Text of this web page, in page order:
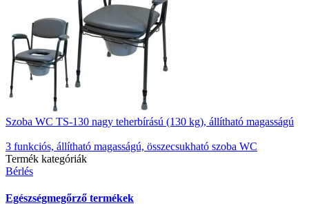
Szoba WC TS-130 nagy teherbírású (130 kg), állítható magasságú
3 funkciós, állítható magasságú, összecsukható szoba WC
Termék kategóriák
Bérlés
Egészségmegőrző termékek